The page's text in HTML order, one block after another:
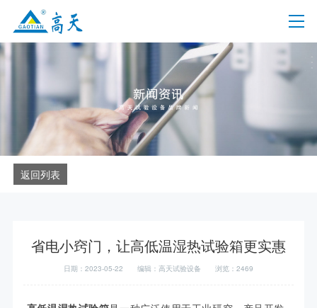
返回列表
省电小窍门，让高低温湿热试验箱更实惠
日期：2023-05-22 编辑：高天试验设备 浏览：2469